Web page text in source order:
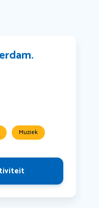
Muziek